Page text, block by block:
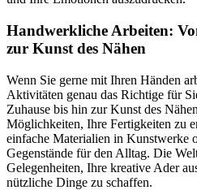
Handwerkliche Arbeiten:
zur Kunst des Nähen
Wenn Sie gerne mit Ihren Händen
Aktivitäten genau das Richtige für
Zuhause bis hin zur Kunst des
Möglichkeiten, Ihre Fertigkeiten zu
einfache Materialien in Kunstwerke
Gegenstände für den Alltag. Die
Gelegenheiten, Ihre kreative Ader
nützliche Dinge zu schaffen.